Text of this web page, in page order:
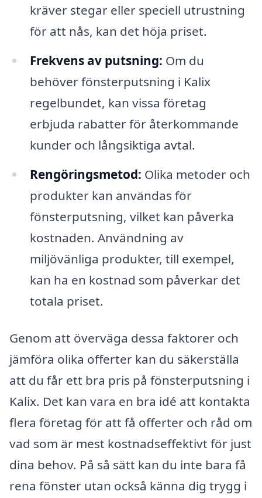
kräver stegar eller speciell utrustning
för att nås, kan det höja priset.
Frekvens av putsning: Om du
behöver fönsterputsning i Kalix
regelbundet, kan vissa företag
erbjuda rabatter för återkommande
kunder och långsiktiga avtal.
Rengöringsmetod: Olika metoder och
produkter kan användas för
fönsterputsning, vilket kan påverka
kostnaden. Användning av
miljövänliga produkter, till exempel,
kan ha en kostnad som påverkar det
totala priset.
Genom att överväga dessa faktorer och
jämföra olika offerter kan du säkerställa
att du får ett bra pris på fönsterputsning i
Kalix. Det kan vara en bra idé att kontakta
flera företag för att få offerter och råd om
vad som är mest kostnadseffektivt för just
dina behov. På så sätt kan du inte bara få
rena fönster utan också känna dig trygg i